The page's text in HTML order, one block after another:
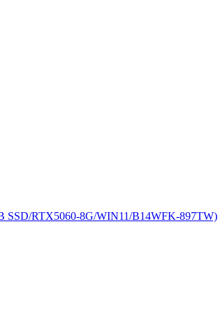
RTX5060-8G/WIN11/B14WFK-897TW)